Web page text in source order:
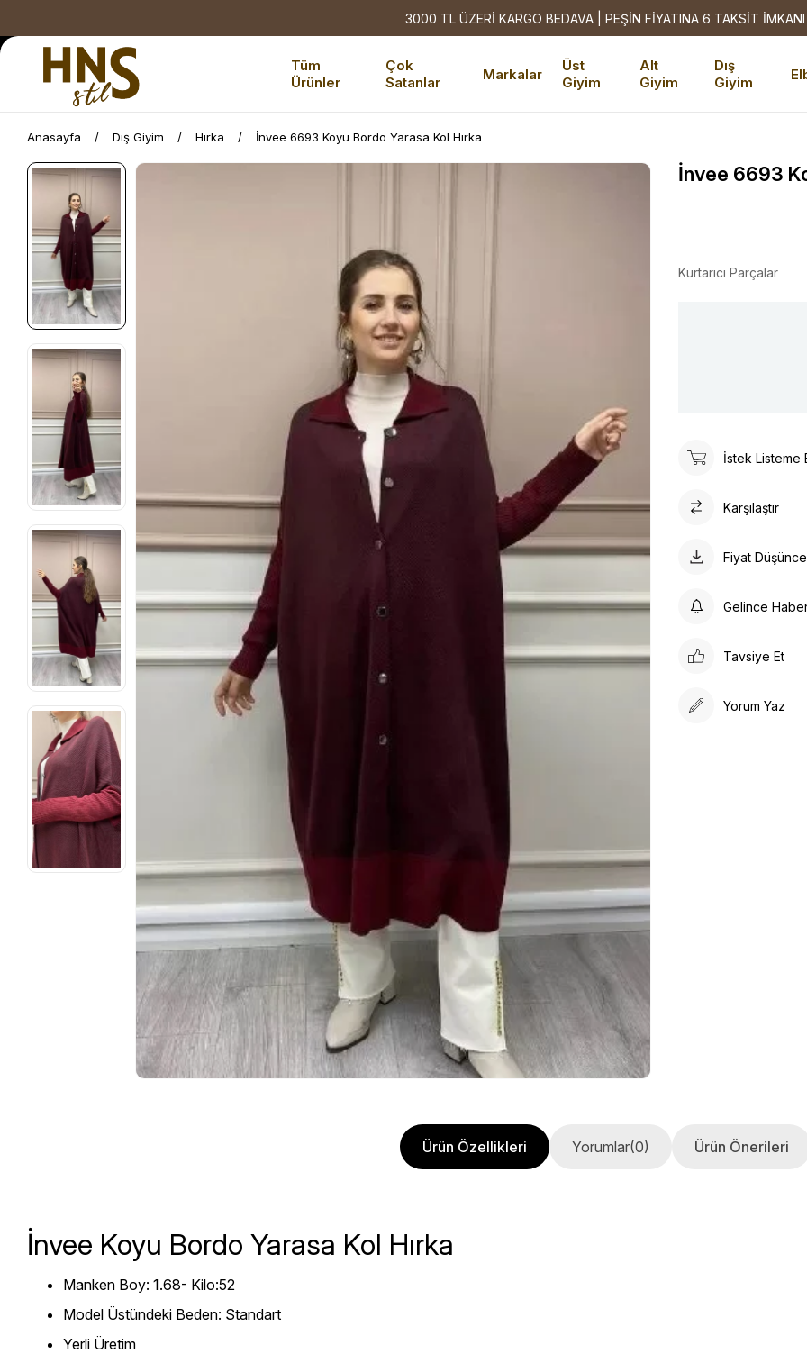
3000 TL ÜZERİ KARGO BEDAVA | PEŞİN FİYATINA 6 TAKSİT İMKANI
Tüm
Ürünler
Çok
Satanlar
Markalar
Üst
Giyim
Alt
Giyim
Dış
Giyim
Anasayfa Dış Giyim Hırka İnvee 6693 Koyu Bordo Yarasa Kol Hırka
İnvee 6693
Kurtarıcı Parçalar
İstek Listeme
Karşılaştır
Fiyat
Gelince
Tavsiye Et
Yorum Yaz
Ürün Özellikleri Yorumlar(0) Ürün Önerileri
İnvee Koyu Bordo Yarasa Kol Hırka
Manken Boy: 1.68- Kilo:52
Model Üstündeki Beden: Standart
Yerli Üretim